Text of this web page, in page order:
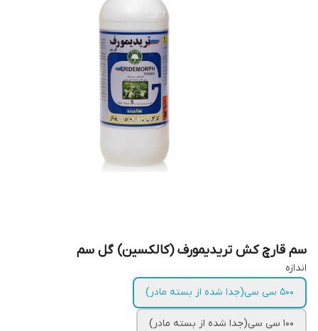
سم قارچ کش تریدیمورف (کالکسین) گل سم
اندازه
500 سی سی(جدا شده از بسته مادر)
100 سی سی(جدا شده از بسته مادر)